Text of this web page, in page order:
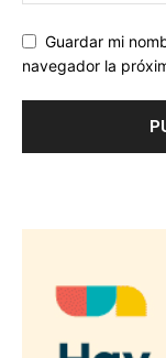
Guardar mi
navegador la